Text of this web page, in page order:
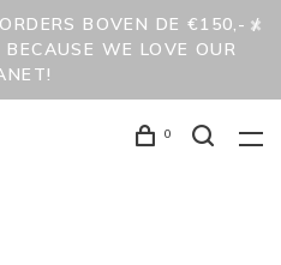
BOVEN DE €150,- /
WE LOVE OUR
0